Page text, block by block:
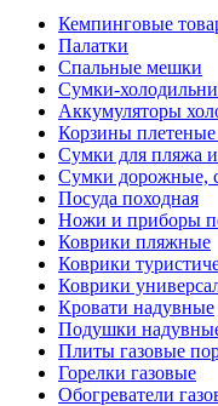
Кемпинговые
Палатки
Спальные мешки
Сумки-
Аккумуляторы
Корзины
Сумки для пляжа
Сумки дорожные,
Посуда походная
Ножи и приборы
Коврики пляжные
Коврики
Коврики
Кровати надувные
Подушки
Плиты газовые
Горелки газовые
Обогреватели